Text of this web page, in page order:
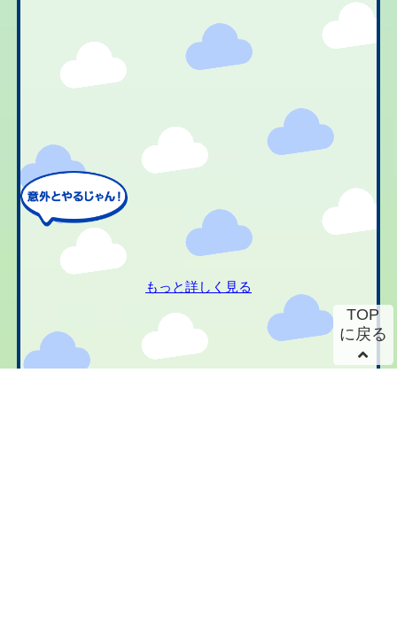
もっと詳しく見る
TOP
に戻る